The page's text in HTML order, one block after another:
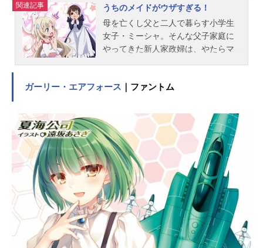
作：...
関連記事
うちのメイドがウザすぎる！
母を亡くし父と二人で暮らす小学生
女子・ミーシャ。そんな父子家庭に
やってきた新人家政婦は、やたらマ
系小学生のほっこりしない系ホーム
すぎる！放送形態TVアニメスケジュ
ール2018年10月5日（金）～2018年
12月21日（金）AT-Xほか話数全12話
キャスト高梨ミーシャ：白石晴香鴨
居つばめ：沼倉愛美鵜飼みどり：
M・A・O鷲崎みみか：原田彩楓森川
ゆい：井澤詩織高梨康弘：加藤将之
スタッフ原作：中村カンコ（双葉社
「月刊アクション」連載中）監督：
太田雅彦副監督：大隈孝晴シリーズ
構成：あおしまたかしキャラクター
ガーリー・エアフォース ｜ファントム